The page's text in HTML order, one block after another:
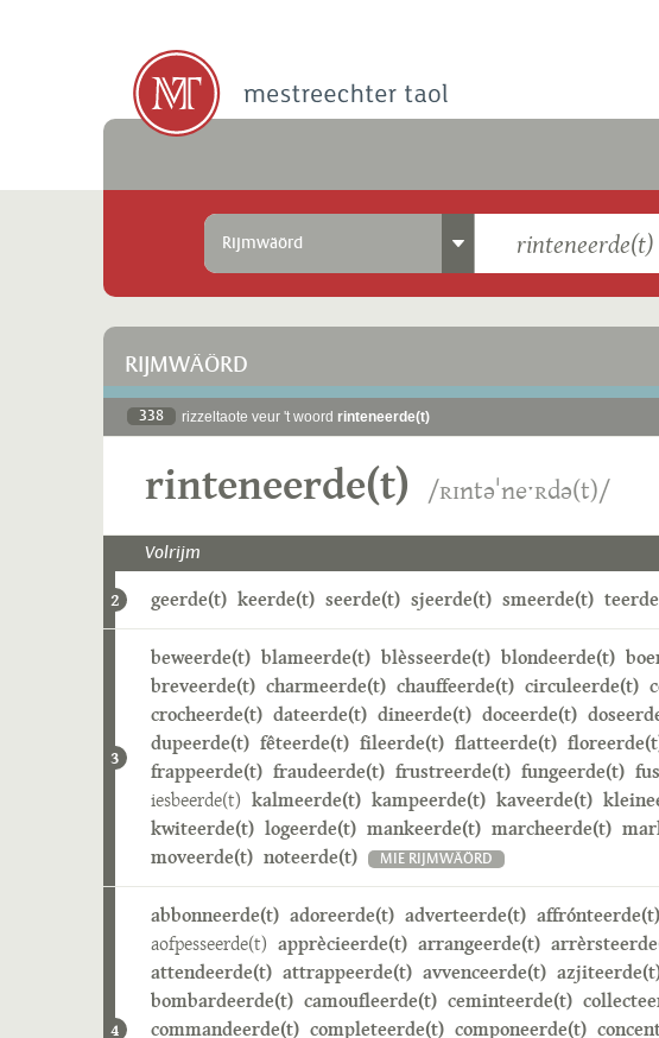
Rijmwäörd
RIJMWÄÖRD
338 rizzeltaote veur 't woord rinteneerde(t)
rinteneerde(t) /ʀɪntəˈneˑʀdə(t)/
Volrijm
2 geerde(t) keerde(t) seerde(t) sjeerde(t) smeerde(t)
3
beweerde(t) blameerde(t) blèsseerde(t) blondeerde(t)
breveerde(t) charmeerde(t) chauffeerde(t) circuleerde(t)
crocheerde(t) dateerde(t) dineerde(t) doceerde(t)
dupeerde(t) fêteerde(t) fileerde(t) flatteerde(t)
frappeerde(t) fraudeerde(t) frustreerde(t) fungeerde(t)
iesbeerde(t) kalmeerde(t) kampeerde(t) kaveerde(t)
kwiteerde(t) logeerde(t) mankeerde(t) marcheerde(t)
moveerde(t) noteerde(t) MIE RIJMWÄÖRD
4
abbonneerde(t) adoreerde(t) adverteerde(t) affrónteerde(t)
aofpesseerde(t) apprècieerde(t) arrangeerde(t)
attendeerde(t) attrappeerde(t) avvenceerde(t)
bombardeerde(t) camoufleerde(t) ceminteerde(t)
commandeerde(t) completeerde(t) componeerde(t)